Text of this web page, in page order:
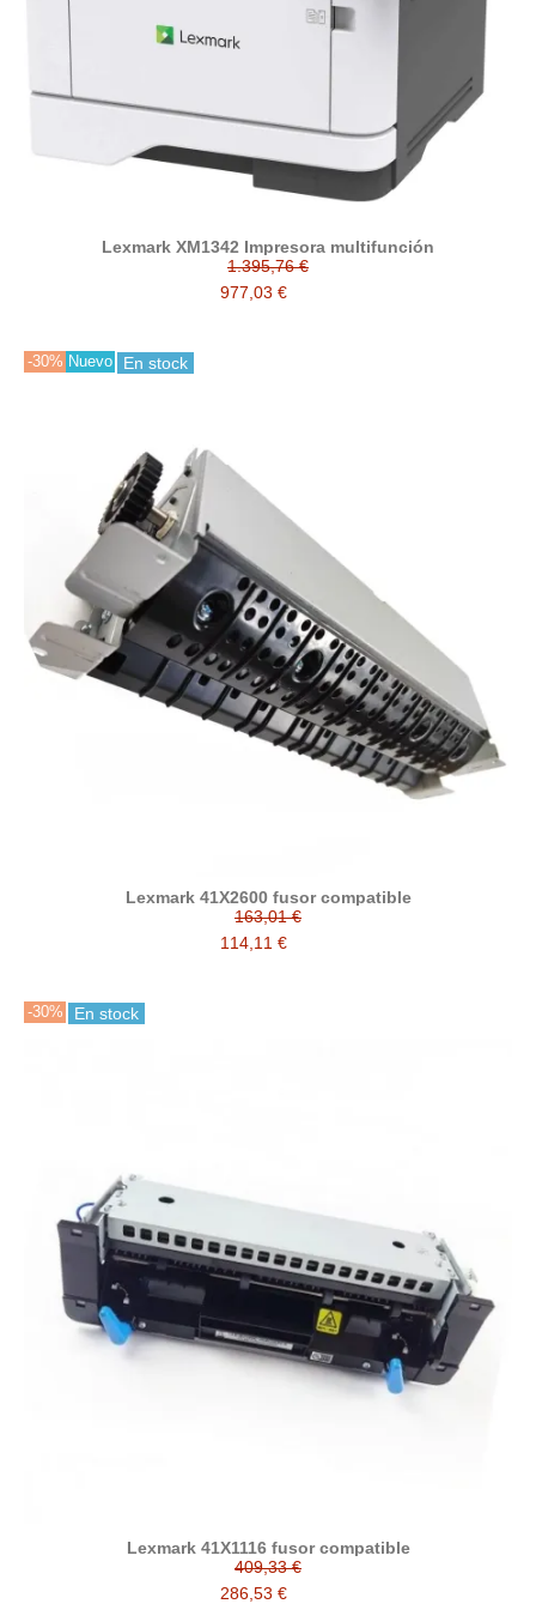
Lexmark XM1342 Impresora multifunción
1.395,76 €
977,03 €
-30% Nuevo En stock
Lexmark 41X2600 fusor compatible
163,01 €
114,11 €
-30% En stock
Lexmark 41X1116 fusor compatible
409,33 €
286,53 €